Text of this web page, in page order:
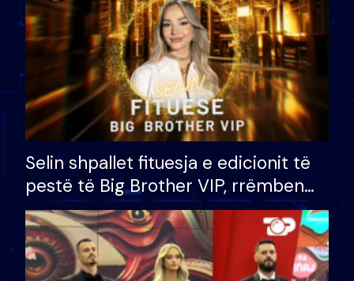
Selin shpallet fituesja e edicionit të
pestë të Big Brother VIP, rrëmben
çmimin e madh prej 100 mijë eurosh